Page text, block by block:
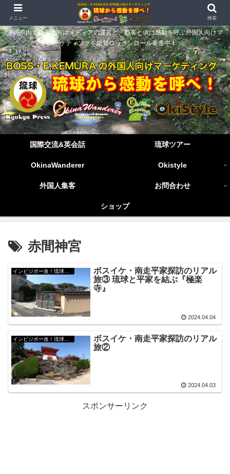
沖縄県内で外国人向けメディアの運営と、顧客と供に感動を呼ぶ外国人向けマ
ーケティングを絶賛ロックンロール驀進中！
国際交流&英会話 琉球ツアー
OkinaWanderer Okistyle
外国人集客 お問合わせ
ショップ
赤間神宮
インビジボー改！琉球㊙︎外伝
ボスイケ・南走平家探訪のリアル
旅③ 琉球と平家を結ぶ『極楽
寺』
2024.04.04
ボスイケ・南走平家探訪のリアル
旅②
2024.04.03
スポンサーリンク
メニュー 検索